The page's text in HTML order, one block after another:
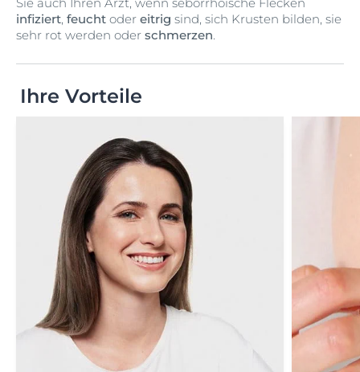
infiziert, feucht oder eitrig sind, sich Krusten bilden, sie
sehr rot werden oder schmerzen.
Ihre Vorteile